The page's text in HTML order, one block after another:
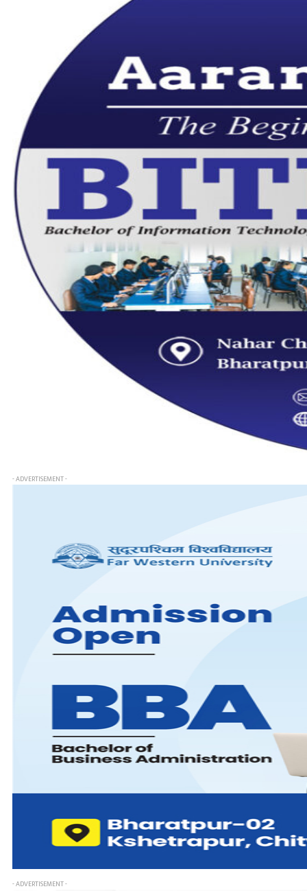
- ADVERTISEMENT -
- ADVERTISEMENT -